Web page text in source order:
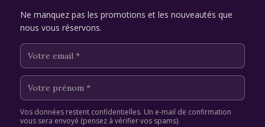
Ne manquez pas les promotions et les nouveautés que
nous vous réservons.
Vos données restent confidentielles. Un e-mail de confirmation
vous sera envoyé (pensez à vérifier vos spams).